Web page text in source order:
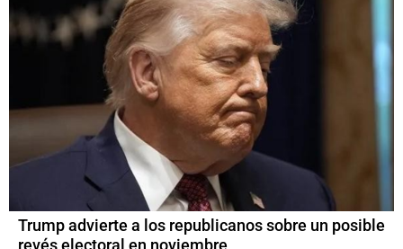
Trump advierte a los republicanos sobre un posible